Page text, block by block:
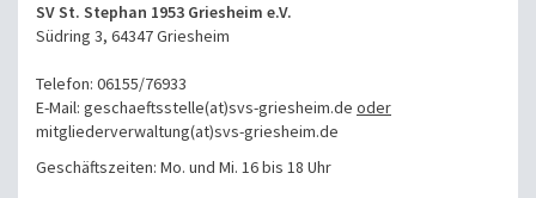
SV St. Stephan 1953 Griesheim e.V.
Südring 3, 64347 Griesheim
Telefon: 06155/76933
E-Mail: geschaeftsstelle(at)svs-griesheim.de oder
mitgliederverwaltung(at)svs-griesheim.de
Geschäftszeiten: Mo. und Mi. 16 bis 18 Uhr